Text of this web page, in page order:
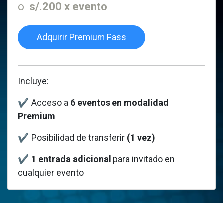
o s/.200 x evento
Adquirir Premium Pass
Incluye:
✔ Acceso a 6 eventos en modalidad
Premium
✔ Posibilidad de transferir (1 vez)
✔ 1 entrada adicional para invitado en
cualquier evento